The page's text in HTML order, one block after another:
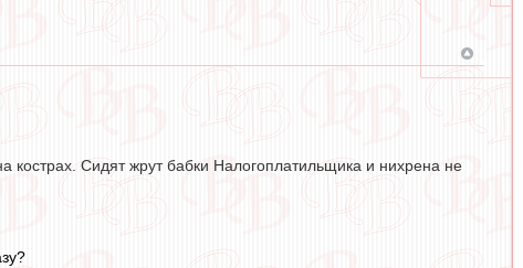
Сидят жрут бабки Налогоплатильщика и нихрена не